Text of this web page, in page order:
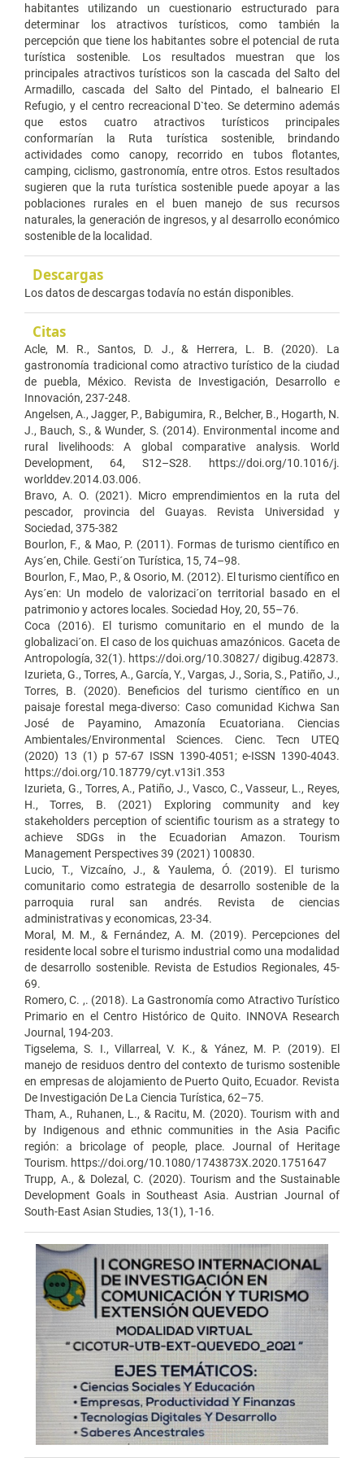
habitantes utilizando un cuestionario estructurado para
determinar los atractivos turísticos, como también la
percepción que tiene los habitantes sobre el potencial de ruta
turística sostenible. Los resultados muestran que los
principales atractivos turísticos son la cascada del Salto del
Armadillo, cascada del Salto del Pintado, el balneario El
Refugio, y el centro recreacional D`teo. Se determino además
que estos cuatro atractivos turísticos principales
conformarían la Ruta turística sostenible, brindando
actividades como canopy, recorrido en tubos flotantes,
camping, ciclismo, gastronomía, entre otros. Estos resultados
sugieren que la ruta turística sostenible puede apoyar a las
poblaciones rurales en el buen manejo de sus recursos
naturales, la generación de ingresos, y al desarrollo económico
sostenible de la localidad.
Descargas
Los datos de descargas todavía no están disponibles.
Citas
Acle, M. R., Santos, D. J., & Herrera, L. B. (2020). La
gastronomía tradicional como atractivo turístico de la ciudad
de puebla, México. Revista de Investigación, Desarrollo e
Innovación, 237-248.
Angelsen, A., Jagger, P., Babigumira, R., Belcher, B., Hogarth, N.
J., Bauch, S., & Wunder, S. (2014). Environmental income and
rural livelihoods: A global comparative analysis. World
Development, 64, S12–S28. https://doi.org/10.1016/j.
worlddev.2014.03.006.
Bravo, A. O. (2021). Micro emprendimientos en la ruta del
pescador, provincia del Guayas. Revista Universidad y
Sociedad, 375-382
Bourlon, F., & Mao, P. (2011). Formas de turismo científico en
Ays´en, Chile. Gesti´on Turística, 15, 74–98.
Bourlon, F., Mao, P., & Osorio, M. (2012). El turismo científico en
Ays´en: Un modelo de valorizaci´on territorial basado en el
patrimonio y actores locales. Sociedad Hoy, 20, 55–76.
Coca (2016). El turismo comunitario en el mundo de la
globalizaci´on. El caso de los quichuas amazónicos. Gaceta de
Antropología, 32(1). https://doi.org/10.30827/ digibug.42873.
Izurieta, G., Torres, A., García, Y., Vargas, J., Soria, S., Patiño, J.,
Torres, B. (2020). Beneficios del turismo científico en un
paisaje forestal mega-diverso: Caso comunidad Kichwa San
José de Payamino, Amazonía Ecuatoriana. Ciencias
Ambientales/Environmental Sciences. Cienc. Tecn UTEQ
(2020) 13 (1) p 57-67 ISSN 1390-4051; e-ISSN 1390-4043.
https://doi.org/10.18779/cyt.v13i1.353
Izurieta, G., Torres, A., Patiño, J., Vasco, C., Vasseur, L., Reyes,
H., Torres, B. (2021) Exploring community and key
stakeholders perception of scientific tourism as a strategy to
achieve SDGs in the Ecuadorian Amazon. Tourism
Management Perspectives 39 (2021) 100830.
Lucio, T., Vizcaíno, J., & Yaulema, Ó. (2019). El turismo
comunitario como estrategia de desarrollo sostenible de la
parroquia rural san andrés. Revista de ciencias
administrativas y economicas, 23-34.
Moral, M. M., & Fernández, A. M. (2019). Percepciones del
residente local sobre el turismo industrial como una modalidad
de desarrollo sostenible. Revista de Estudios Regionales, 45-
69.
Romero, C. ,. (2018). La Gastronomía como Atractivo Turístico
Primario en el Centro Histórico de Quito. INNOVA Research
Journal, 194-203.
Tigselema, S. I., Villarreal, V. K., & Yánez, M. P. (2019). El
manejo de residuos dentro del contexto de turismo sostenible
en empresas de alojamiento de Puerto Quito, Ecuador. Revista
De Investigación De La Ciencia Turística, 62–75.
Tham, A., Ruhanen, L., & Racitu, M. (2020). Tourism with and
by Indigenous and ethnic communities in the Asia Pacific
región: a bricolage of people, place. Journal of Heritage
Tourism. https://doi.org/10.1080/1743873X.2020.1751647
Trupp, A., & Dolezal, C. (2020). Tourism and the Sustainable
Development Goals in Southeast Asia. Austrian Journal of
South-East Asian Studies, 13(1), 1-16.